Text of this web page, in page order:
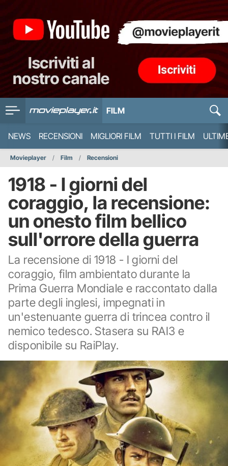
FILM
NEWS RECENSIONI MIGLIORI FILM TUTTI I FILM
Movieplayer Film Recensioni
1918 - I giorni del
coraggio, la recensione:
un onesto film bellico
sull'orrore della guerra
La recensione di 1918 - I giorni del
coraggio, film ambientato durante la
Prima Guerra Mondiale e raccontato dalla
parte degli inglesi, impegnati in
un'estenuante guerra di trincea contro il
nemico tedesco. Stasera su RAI3 e
disponibile su RaiPlay.